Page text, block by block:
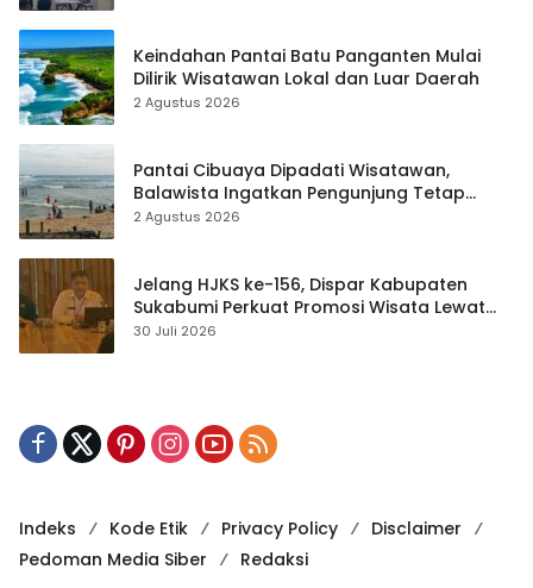
Keindahan Pantai Batu Panganten Mulai
Dilirik Wisatawan Lokal dan Luar Daerah
2 Agustus 2026
Pantai Cibuaya Dipadati Wisatawan,
Balawista Ingatkan Pengunjung Tetap
Waspada
2 Agustus 2026
Jelang HJKS ke-156, Dispar Kabupaten
Sukabumi Perkuat Promosi Wisata Lewat
Publikasi Digital
30 Juli 2026
Indeks Kode Etik Privacy Policy
Disclaimer
Pedoman Media Siber
Redaksi